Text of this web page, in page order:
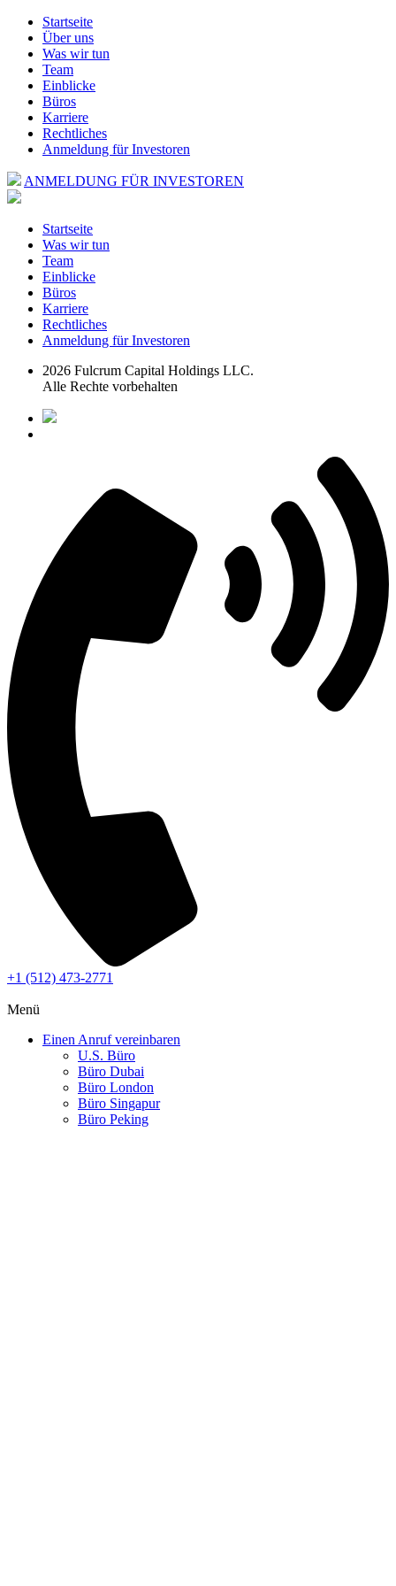
Startseite
Über uns
Was wir tun
Team
Einblicke
Büros
Karriere
Rechtliches
Anmeldung für Investoren
ANMELDUNG FÜR INVESTOREN
Startseite
Was wir tun
Team
Einblicke
Büros
Karriere
Rechtliches
Anmeldung für Investoren
2026 Fulcrum Capital Holdings LLC.
Alle Rechte vorbehalten
+1 (512) 473-2771
Menü
Einen Anruf vereinbaren
U.S. Büro
Büro Dubai
Büro London
Büro Singapur
Büro Peking